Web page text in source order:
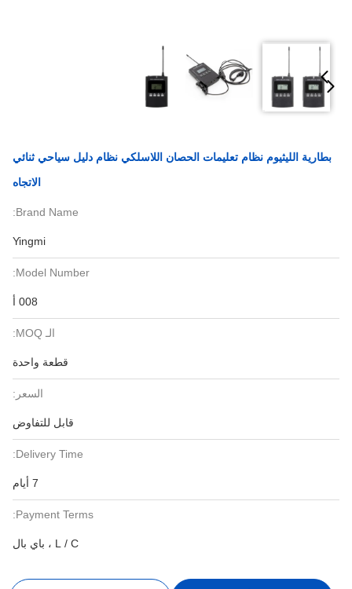
بطارية الليثيوم نظام تعليمات الحصان اللاسلكي نظام دليل سياحي ثنائي
الاتجاه
Brand Name:
Yingmi
Model Number:
008 أ
الـ MOQ:
قطعة واحدة
السعر:
قابل للتفاوض
Delivery Time:
7 أيام
Payment Terms:
L / C ، باي بال